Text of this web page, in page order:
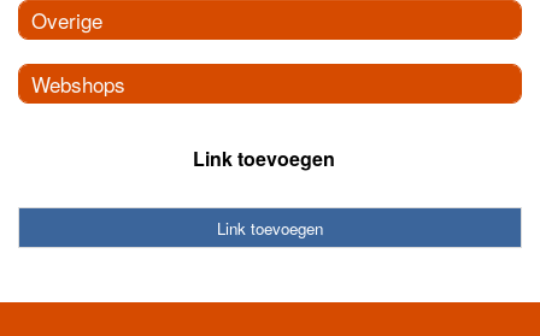
Overige
Webshops
Link toevoegen
Link toevoegen